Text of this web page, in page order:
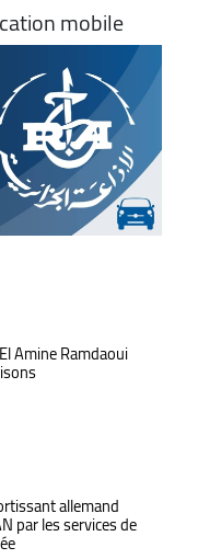
mobile
Amine Ramdaoui
allemand
par les services de